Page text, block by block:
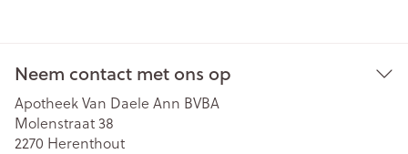
Neem contact met ons op
Apotheek Van Daele Ann BVBA
Molenstraat 38
2270 Herenthout